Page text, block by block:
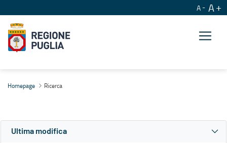
A A
Homepage Ricerca
Ultima modifica